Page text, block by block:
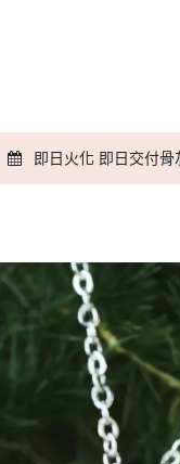
即日火化 即日交付骨